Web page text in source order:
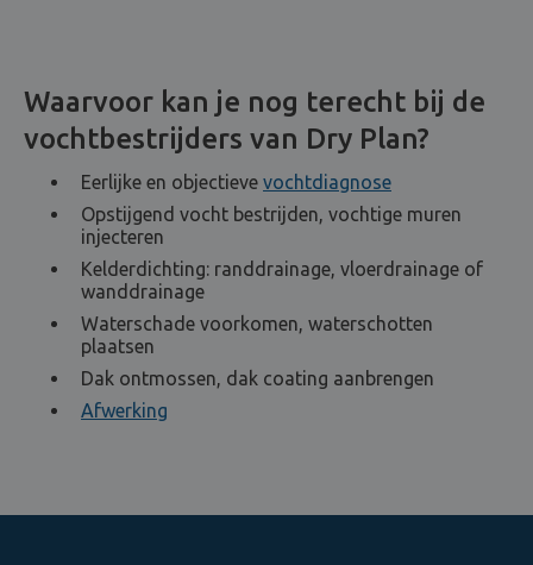
Waarvoor kan je nog terecht bij de
vochtbestrijders van Dry Plan?
Eerlijke en objectieve vochtdiagnose
Opstijgend vocht bestrijden, vochtige muren
injecteren
Kelderdichting: randdrainage, vloerdrainage of
wanddrainage
Waterschade voorkomen, waterschotten
plaatsen
Dak ontmossen, dak coating aanbrengen
Afwerking